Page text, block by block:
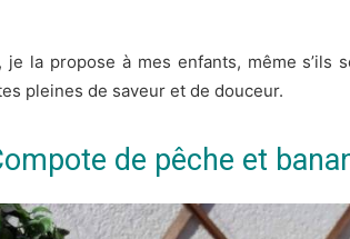
je la propose à mes enfants, même s’ils
pleines de saveur et de douceur.
de pêche et